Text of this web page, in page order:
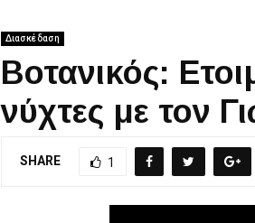
Διασκέδαση
Βοτανικός:
νύχτες με τον
SHARE 1